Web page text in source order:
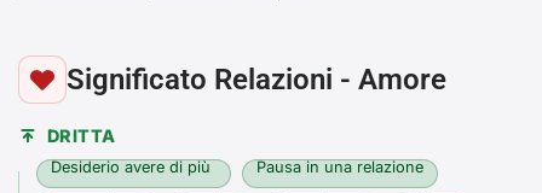
Significato Relazioni - Amore
DRITTA
Desiderio avere di più Pausa in una relazione